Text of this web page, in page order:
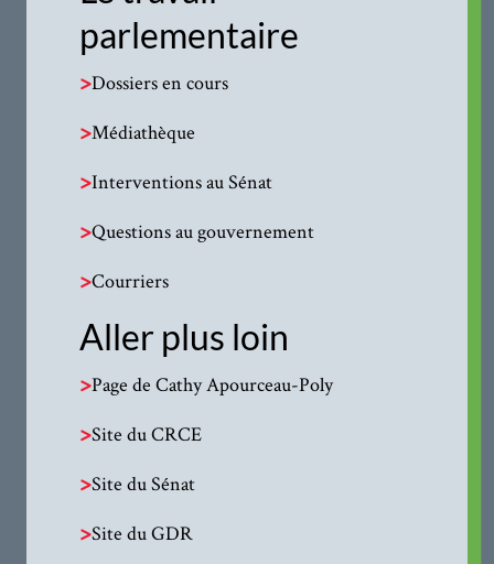
parlementaire
>Dossiers en cours
>Médiathèque
>Interventions au Sénat
>Questions au gouvernement
>Courriers
Aller plus loin
>Page de Cathy Apourceau-Poly
>Site du CRCE
>Site du Sénat
>Site du GDR